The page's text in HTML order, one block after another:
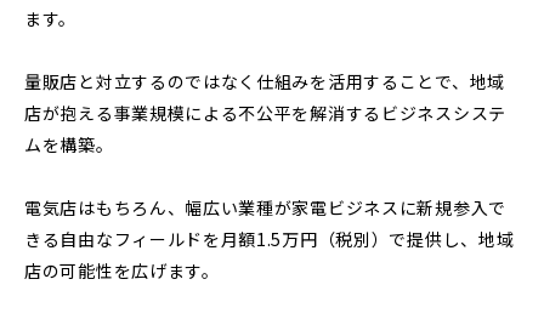
ます。
量販店と対立するのではなく仕組みを活用することで、地域
店が抱える事業規模による不公平を解消するビジネスシステ
ムを構築。
電気店はもちろん、幅広い業種が家電ビジネスに新規参入で
きる自由なフィールドを月額1.5万円（税別）で提供し、地域
店の可能性を広げます。